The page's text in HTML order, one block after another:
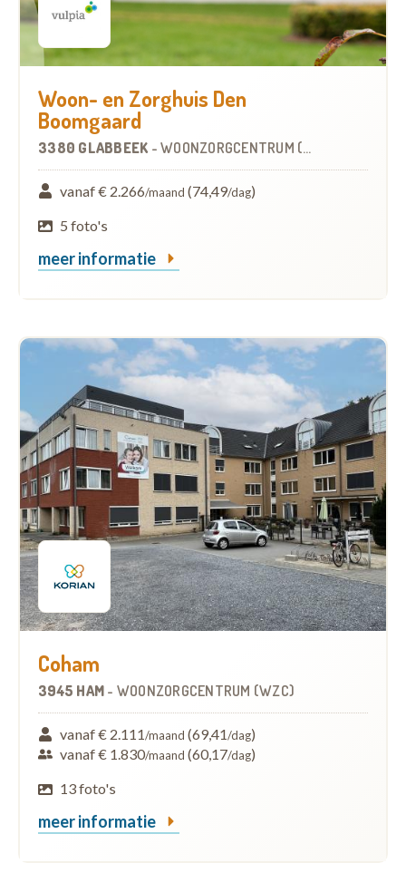
Woon- en Zorghuis Den
Boomgaard
3380 GLABBEEK - WOONZORGCENTRUM (WZC)
vanaf € 2.266/maand (74,49/dag)
5 foto's
meer informatie
Coham
3945 HAM - WOONZORGCENTRUM (WZC)
vanaf € 2.111/maand (69,41/dag)
vanaf € 1.830/maand (60,17/dag)
13 foto's
meer informatie